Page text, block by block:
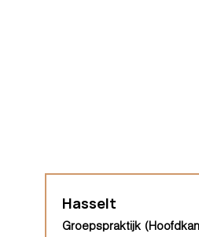
Hasselt
Groepspraktijk